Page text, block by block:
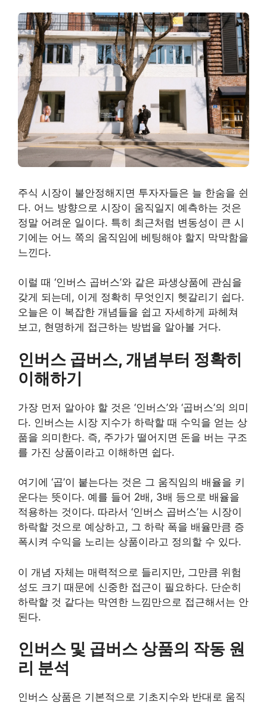
주식 시장이 불안정해지면 투자자들은 늘 한숨을 쉰
다. 어느 방향으로 시장이 움직일지 예측하는 것은
정말 어려운 일이다. 특히 최근처럼 변동성이 큰 시
기에는 어느 쪽의 움직임에 베팅해야 할지 막막함을
느낀다.
이럴 때 ‘인버스 곱버스’와 같은 파생상품에 관심을
갖게 되는데, 이게 정확히 무엇인지 헷갈리기 쉽다.
오늘은 이 복잡한 개념들을 쉽고 자세하게 파헤쳐
보고, 현명하게 접근하는 방법을 알아볼 거다.
인버스 곱버스, 개념부터 정확히
이해하기
가장 먼저 알아야 할 것은 ‘인버스’와 ‘곱버스’의 의미
다. 인버스는 시장 지수가 하락할 때 수익을 얻는 상
품을 의미한다. 즉, 주가가 떨어지면 돈을 버는 구조
를 가진 상품이라고 이해하면 쉽다.
여기에 ‘곱’이 붙는다는 것은 그 움직임의 배율을 키
운다는 뜻이다. 예를 들어 2배, 3배 등으로 배율을
적용하는 것이다. 따라서 ‘인버스 곱버스’는 시장이
하락할 것으로 예상하고, 그 하락 폭을 배율만큼 증
폭시켜 수익을 노리는 상품이라고 정의할 수 있다.
이 개념 자체는 매력적으로 들리지만, 그만큼 위험
성도 크기 때문에 신중한 접근이 필요하다. 단순히
하락할 것 같다는 막연한 느낌만으로 접근해서는 안
된다.
인버스 및 곱버스 상품의 작동 원
리 분석
인버스 상품은 기본적으로 기초지수와 반대로 움직